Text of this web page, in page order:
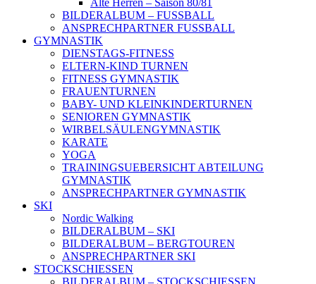
Alte Herren – Saison 80/81
BILDERALBUM – FUSSBALL
ANSPRECHPARTNER FUSSBALL
GYMNASTIK
DIENSTAGS-FITNESS
ELTERN-KIND TURNEN
FITNESS GYMNASTIK
FRAUENTURNEN
BABY- UND KLEINKINDERTURNEN
SENIOREN GYMNASTIK
WIRBELSÄULENGYMNASTIK
KARATE
YOGA
TRAININGSUEBERSICHT ABTEILUNG
GYMNASTIK
ANSPRECHPARTNER GYMNASTIK
SKI
Nordic Walking
BILDERALBUM – SKI
BILDERALBUM – BERGTOUREN
ANSPRECHPARTNER SKI
STOCKSCHIESSEN
BILDERALBUM – STOCKSCHIESSEN